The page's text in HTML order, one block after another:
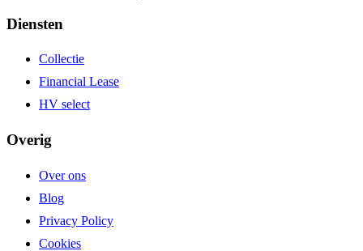
Diensten
Collectie
Financial Lease
HV select
Overig
Over ons
Blog
Privacy Policy
Cookies